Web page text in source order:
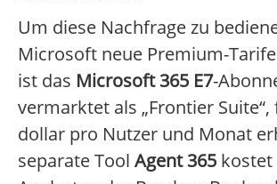
Um diese Nachfrage zu
Microsoft neue Premium-
ist das Microsoft 365 E7-
vermarktet als „Frontier Suite“,
dollar pro Nutzer und Monat
separate Tool Agent 365 kostet